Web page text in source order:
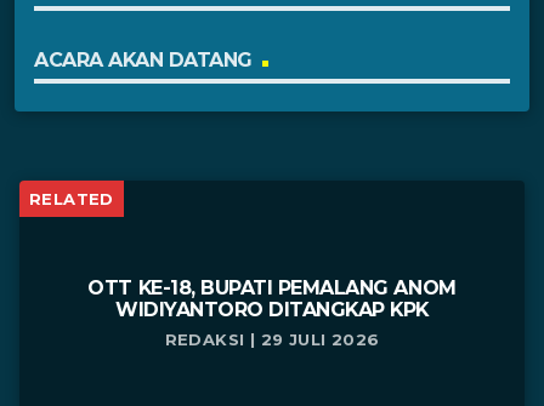
ACARA AKAN DATANG
RELATED
OTT KE-18, BUPATI PEMALANG ANOM
WIDIYANTORO DITANGKAP KPK
REDAKSI | 29 JULI 2026